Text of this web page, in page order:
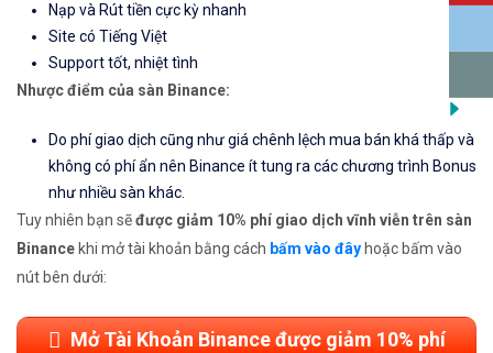
Nạp và Rút tiền cực kỳ nhanh
Site có Tiếng Việt
Support tốt, nhiệt tình
Nhược điểm của sàn Binance:
Do phí giao dịch cũng như giá chênh lệch mua bán khá thấp và
không có phí ẩn nên Binance ít tung ra các chương trình Bonus
như nhiều sàn khác.
Tuy nhiên bạn sẽđược giảm 10% phí giao dịch vĩnh viễn trên sàn
Binance khi mở tài khoản bằng cách bấm vào đây hoặc bấm vào
nút bên dưới:
Mở Tài Khoản Binance được giảm 10% phí